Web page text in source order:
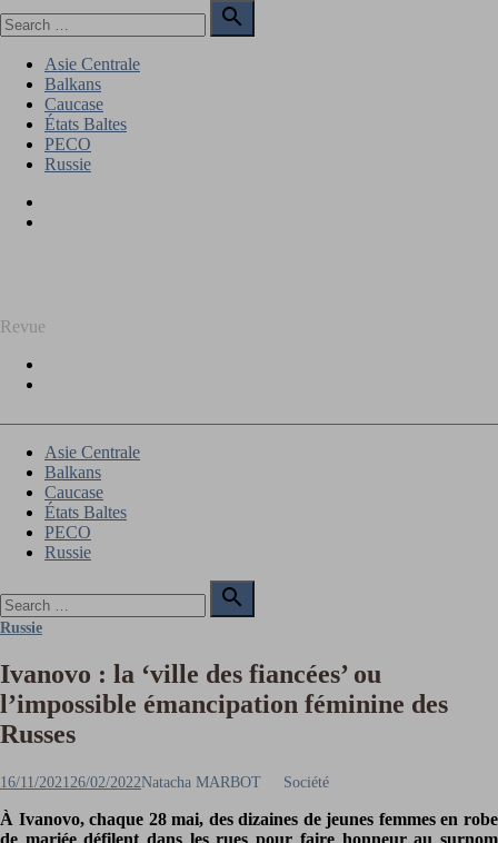
to
for:

Search
Asie Centrale
Balkans
Caucase
États Baltes
PECO
Russie
Revue
Asie Centrale
Balkans
Caucase
États Baltes
PECO
Russie
for:

Search
Russie
Ivanovo : la ‘ville des fiancées’ ou
l’impossible émancipation féminine des
Russes
Posted
16/11/2021 26/02/2022Author
Natacha MARBOT Société
À Ivanovo, chaque 28 mai, des dizaines de jeunes femmes en robe
de mariée défilent dans les rues pour faire honneur au surnom